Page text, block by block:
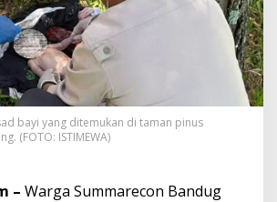
G
e
g
,
J
a
s
B
bayi yang ditemukan di taman pinus
(FOTO: ISTIMEWA)
– Warga Summarecon Bandug